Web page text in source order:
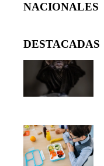
NACIONALES
DESTACADAS